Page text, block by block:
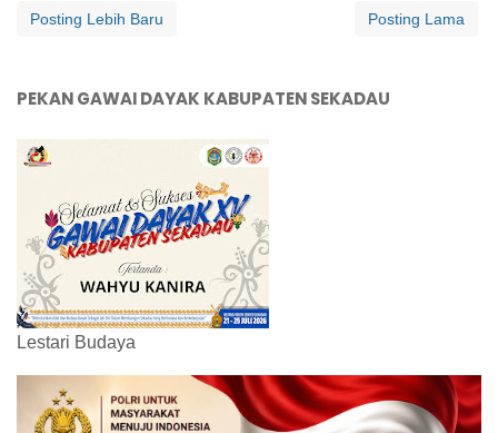
Posting Lebih Baru Posting Lama
PEKAN GAWAI DAYAK KABUPATEN SEKADAU
Lestari Budaya